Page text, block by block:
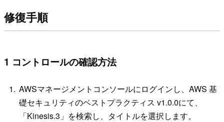
修復手順
1 コントロールの確認方法
AWSマネージメントコンソールにログインし、AWS 基
礎セキュリティのベストプラクティス v1.0.0にて、
「Kinesis.3」を検索し、タイトルを選択します。